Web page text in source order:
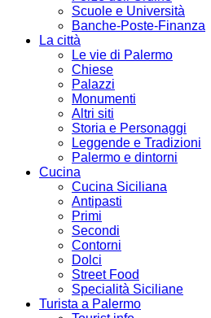
Scuole e Università
Banche-Poste-Finanza
La città
Le vie di Palermo
Chiese
Palazzi
Monumenti
Altri siti
Storia e Personaggi
Leggende e Tradizioni
Palermo e dintorni
Cucina
Cucina Siciliana
Antipasti
Primi
Secondi
Contorni
Dolci
Street Food
Specialità Siciliane
Turista a Palermo